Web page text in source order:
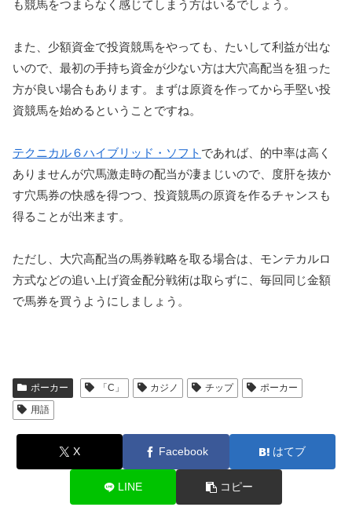
も競馬をつまらなく感じてしまう方はいるでしょう。
また、少額資金で投資競馬をやっても、たいして利益が出な
いので、最初の手持ち資金が少ない方は大穴高配当を狙った
方が良い場合もあります。まずは原資を作ってから手堅い投
資競馬を始めるということですね。
テクニカル６ハイブリッド・ソフト であれば、的中率は高く
ありませんが穴馬激走時の配当が凄まじいので、度肝を抜か
す穴馬券の快感を得つつ、投資競馬の原資を作るチャンスも
得ることが出来ます。
ただし、大穴高配当の馬券戦略を取る場合は、モンテカルロ
方式などの追い上げ資金配分戦術は取らずに、毎回同じ金額
で馬券を買うようにしましょう。
ポーカー 「C」 カジノ チップ
ポーカー
用語
X Facebook はてブ
LINE コピー